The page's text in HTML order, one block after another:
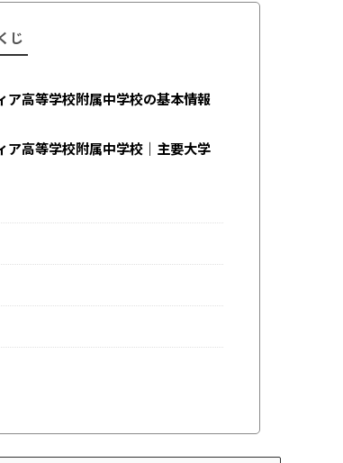
じ
高等学校附属中学校の基本情報
ア高等学校附属中学校｜主要大学